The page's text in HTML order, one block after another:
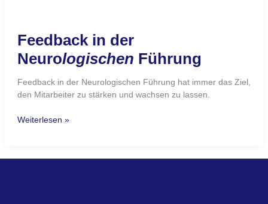
Feedback in der
Neurologischen Führung
Feedback in der Neurologischen Führung hat immer das Ziel,
den Mitarbeiter zu stärken und wachsen zu lassen.
Weiterlesen »